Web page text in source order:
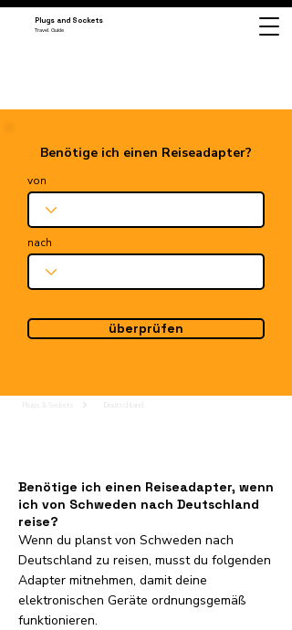
Plugs and Sockets
Travel Guide
Benötige ich einen Reiseadapter?
von
nach
überprüfen
Benötige ich einen Reiseadapter, wenn
ich von Schweden nach Deutschland
reise?
Wenn du planst von Schweden nach
Deutschland zu reisen, musst du folgenden
Adapter mitnehmen, damit deine
elektronischen Geräte ordnungsgemäß
funktionieren.